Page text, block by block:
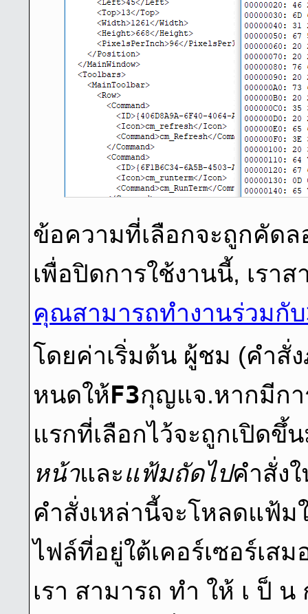
ข้อความที่เลือกจะถูกคัด
เพื่อปิดการใช้งานนี้, เรา
คุณสามารถทํางานร่วมกั
โดยค่าเริ่มต้น ผู้ชม (คําสั่
หนดให้F3กุญแจ.หากมีกา
แรกที่เลือกไว้จะถูกเปิดขึ้
หน้าและแฟ้มถัดไปคำสั่ง
คำสั่งเหล่านี้จะโหลดแฟ้ม
ไฟล์ที่อยู่ใต้เคอร์เซอร์เสม
เรา สามารถ ทํา ให้ เ ป็ น